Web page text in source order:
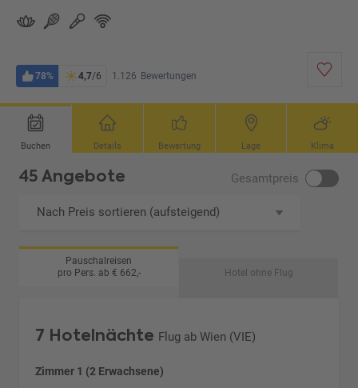
78% 4,7/6 1.126 Bewertungen
Buchen Details Bewertung Lage Klima
45 Angebote Gesamtpreis
Nach Preis sortieren (aufsteigend)
Pauschalreisen
pro Pers. ab € 662,-
Hotel ohne Flug
7 Hotelnächte Flug ab Wien (VIE)
Zimmer 1 (2 Erwachsene)